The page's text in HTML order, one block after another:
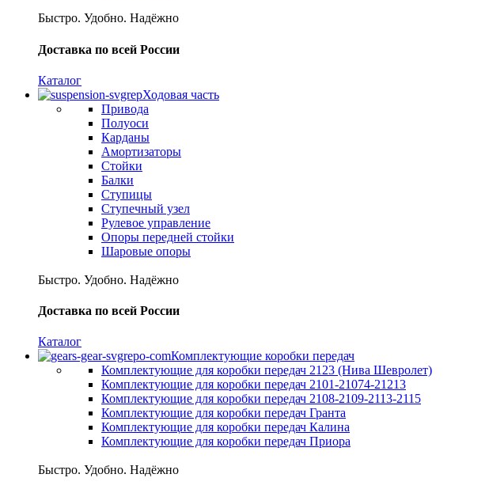
Быстро. Удобно. Надёжно
Доставка по всей России
Каталог
Ходовая часть
Привода
Полуоси
Карданы
Амортизаторы
Стойки
Балки
Ступицы
Ступечный узел
Рулевое управление
Опоры передней стойки
Шаровые опоры
Быстро. Удобно. Надёжно
Доставка по всей России
Каталог
Комплектующие коробки передач
Комплектующие для коробки передач 2123 (Нива Шевролет)
Комплектующие для коробки передач 2101-21074-21213
Комплектующие для коробки передач 2108-2109-2113-2115
Комплектующие для коробки передач Гранта
Комплектующие для коробки передач Калина
Комплектующие для коробки передач Приора
Быстро. Удобно. Надёжно